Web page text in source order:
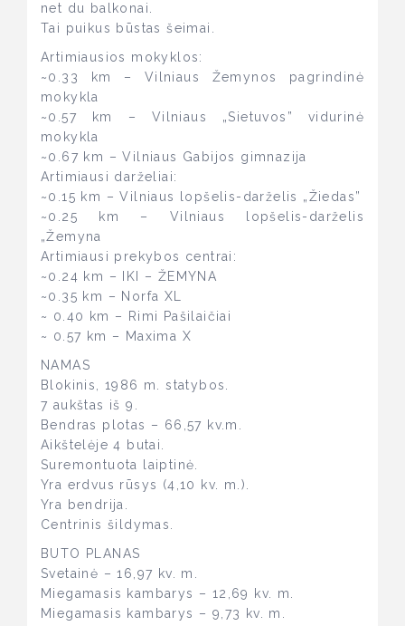
net du balkonai.
Tai puikus būstas šeimai.
Artimiausios mokyklos:
~0.33 km – Vilniaus Žemynos pagrindinė
mokykla
~0.57 km – Vilniaus „Sietuvos” vidurinė
mokykla
~0.67 km – Vilniaus Gabijos gimnazija
Artimiausi darželiai:
~0.15 km – Vilniaus lopšelis-darželis „Žiedas”
~0.25 km – Vilniaus lopšelis-darželis
„Žemyna
Artimiausi prekybos centrai:
~0.24 km – IKI – ŽEMYNA
~0.35 km – Norfa XL
~ 0.40 km – Rimi Pašilaičiai
~ 0.57 km – Maxima X
NAMAS
Blokinis, 1986 m. statybos.
7 aukštas iš 9.
Bendras plotas – 66,57 kv.m.
Aikštelėje 4 butai.
Suremontuota laiptinė.
Yra erdvus rūsys (4,10 kv. m.).
Yra bendrija.
Centrinis šildymas.
BUTO PLANAS
Svetainė – 16,97 kv. m.
Miegamasis kambarys – 12,69 kv. m.
Miegamasis kambarys – 9,73 kv. m.